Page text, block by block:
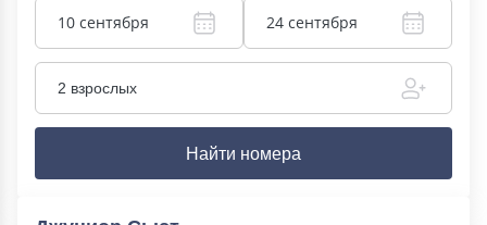
10 сентября 24 сентября
2 взрослых
Найти номера